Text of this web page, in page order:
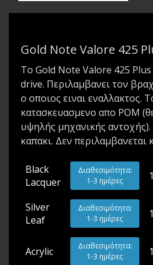
Gold Note Valore 425
Το Gold Note Valore 425 Plus
drive. Περιλαμβανει τον
ο οποιος ειναι εναλλακτος.
κατασκευασμενο απο POM
υψηλής μηχανικής
καπακι. Δεν περιλαμβανεται
Black
Lacquer
Διαθεσιμότητα:
1-3 ημέρες
Silver
Leaf
Διαθεσιμότητα:
1-3 ημέρες
Acrylic
Διαθεσιμότητα:
1-3 ημέρες